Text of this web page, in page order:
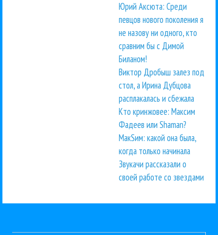
Юрий Аксюта: Среди
певцов нового поколения я
не назову ни одного, кто
сравним бы с Димой
Биланом!
Виктор Дробыш залез под
стол, а Ирина Дубцова
расплакалась и сбежала
Кто кринжовее: Максим
Фадеев или Shaman?
МакSим: какой она была,
когда только начинала
Звукачи рассказали о
своей работе со звездами